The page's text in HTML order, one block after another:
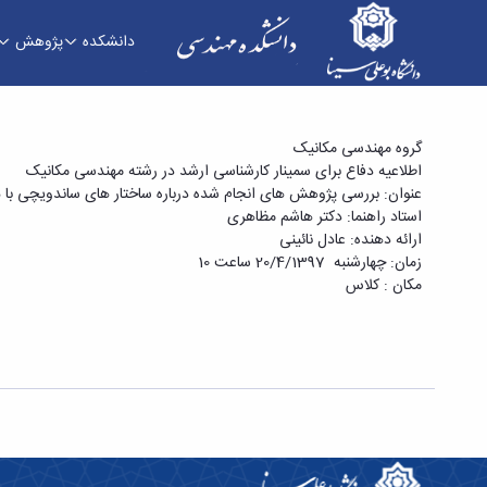
دانشکده پژوهش
دفاع برای سمینار کارشناسی ارشد در رشته
هسته های موجدار» - دانشکده فنی و مهندسی
گروه مهندسی مکانیک
اطلاعیه دفاع برای سمینار کارشناسی ارشد در رشته مهندسی مکانیک
عنوان: بررسی پژوهش های انجام شده درباره ساختار های ساندویچی
استاد راهنما: دکتر هاشم مظاهری
ارائه دهنده: عادل نائینی
زمان: چهارشنبه 20/4/1397 ساعت 10
مکان : کلاس